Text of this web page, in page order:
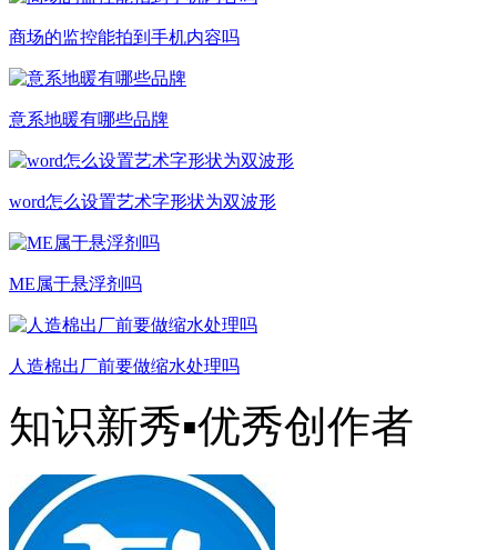
商场的监控能拍到手机内容吗
意系地暖有哪些品牌
word怎么设置艺术字形状为双波形
ME属于悬浮剂吗
人造棉出厂前要做缩水处理吗
知识新秀▪优秀创作者